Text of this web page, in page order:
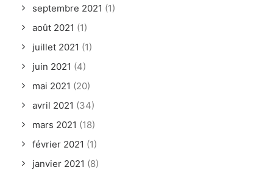
septembre 2021 (1)
août 2021 (1)
juillet 2021 (1)
juin 2021 (4)
mai 2021 (20)
avril 2021 (34)
mars 2021 (18)
février 2021 (1)
janvier 2021 (8)